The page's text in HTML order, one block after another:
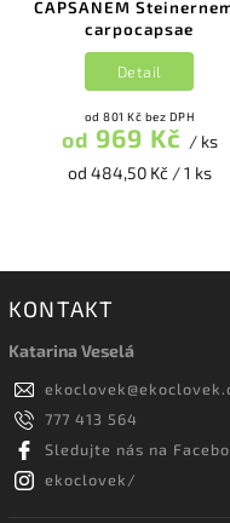
CAPSANEM
carpocapsae
od 801 Kč bez DPH
od 969 Kč / ks
od 484,50 Kč / 1 ks
Detail
KONTAKT
Katarina Veselá
ekoclovek@
777 413 564
Sledujte nás na
ekoclovek/